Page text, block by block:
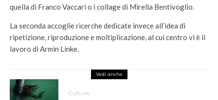
quella di Franco Vaccari o i collage di Mirella Bentivoglio.
La seconda accoglie ricerche dedicate invece all’idea di
ripetizione, riproduzione e moltiplicazione, al cui centro vi è il
lavoro di Armin Linke.
Vedi anche
Culture